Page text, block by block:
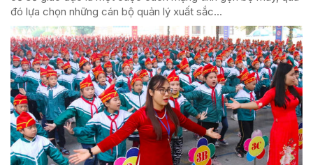
đó lựa chọn những cán bộ quản lý xuất sắc...